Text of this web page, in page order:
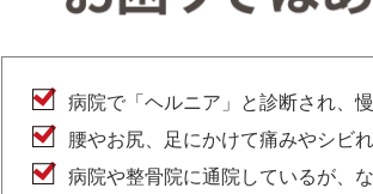
病院で「ヘルニア」と診断され、
腰やお尻、足にかけて痛みやシビ
病院や整骨院に通院しているが、